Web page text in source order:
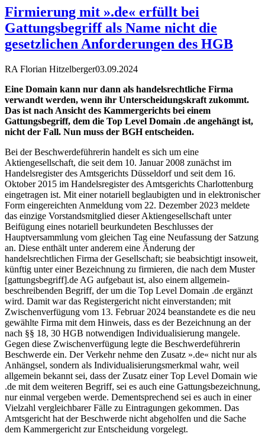
Firmierung mit ».de« erfüllt bei
Gattungsbegriff als Name nicht die
gesetzlichen Anforderungen des HGB
RA Florian Hitzelberger03.09.2024
Eine Domain kann nur dann als handelsrechtliche Firma
verwandt werden, wenn ihr Unterscheidungskraft zukommt.
Das ist nach Ansicht des Kammergerichts bei einem
Gattungsbegriff, dem die Top Level Domain .de angehängt ist,
nicht der Fall. Nun muss der BGH entscheiden.
Bei der Beschwerdeführerin handelt es sich um eine
Aktiengesellschaft, die seit dem 10. Januar 2008 zunächst im
Handelsregister des Amtsgerichts Düsseldorf und seit dem 16.
Oktober 2015 im Handelsregister des Amtsgerichts Charlottenburg
eingetragen ist. Mit einer notariell beglaubigten und in elektronischer
Form eingereichten Anmeldung vom 22. Dezember 2023 meldete
das einzige Vorstandsmitglied dieser Aktiengesellschaft unter
Beifügung eines notariell beurkundeten Beschlusses der
Hauptversammlung vom gleichen Tag eine Neufassung der Satzung
an. Diese enthält unter anderem eine Änderung der
handelsrechtlichen Firma der Gesellschaft; sie beabsichtigt insoweit,
künftig unter einer Bezeichnung zu firmieren, die nach dem Muster
[gattungsbegriff].de AG aufgebaut ist, also einem allgemein-
beschreibenden Begriff, der um die Top Level Domain .de ergänzt
wird. Damit war das Registergericht nicht einverstanden; mit
Zwischenverfügung vom 13. Februar 2024 beanstandete es die neu
gewählte Firma mit dem Hinweis, dass es der Bezeichnung an der
nach §§ 18, 30 HGB notwendigen Individualisierung mangele.
Gegen diese Zwischenverfügung legte die Beschwerdeführerin
Beschwerde ein. Der Verkehr nehme den Zusatz ».de« nicht nur als
Anhängsel, sondern als Individualisierungsmerkmal wahr, weil
allgemein bekannt sei, dass der Zusatz einer Top Level Domain wie
.de mit dem weiteren Begriff, sei es auch eine Gattungsbezeichnung,
nur einmal vergeben werde. Dementsprechend sei es auch in einer
Vielzahl vergleichbarer Fälle zu Eintragungen gekommen. Das
Amtsgericht hat der Beschwerde nicht abgeholfen und die Sache
dem Kammergericht zur Entscheidung vorgelegt.